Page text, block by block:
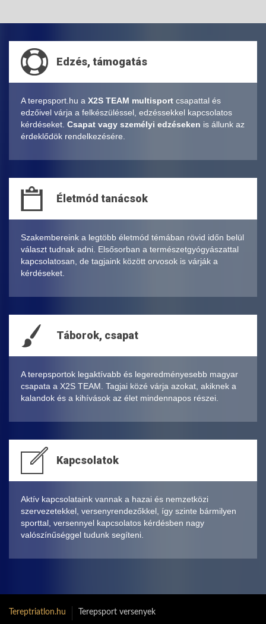
Edzés, támogatás
A terepsport.hu a X2S TEAM multisport csapattal és
edzőivel várja a felkészüléssel, edzéssekkel kapcsolatos
kérdéseket. Csapat vagy személyi edzéseken is állunk az
érdeklődök rendelkezésére.
Életmód tanácsok
Szakembereink a legtöbb életmód témában rövid időn belül
választ tudnak adni. Elsősorban a természetgyógyászattal
kapcsolatosan, de tagjaink között orvosok is várják a
kérdéseket.
Táborok, csapat
A terepsportok legaktívabb és legeredményesebb magyar
csapata a X2S TEAM. Tagjai közé várja azokat, akiknek a
kalandok és a kihívások az élet mindennapos részei.
Kapcsolatok
Aktív kapcsolataink vannak a hazai és nemzetközi
szervezetekkel, versenyrendezőkkel, így szinte bármilyen
sporttal, versennyel kapcsolatos kérdésben nagy
valószínűséggel tudunk segíteni.
Tereptriatlon.hu Terepsport versenyek